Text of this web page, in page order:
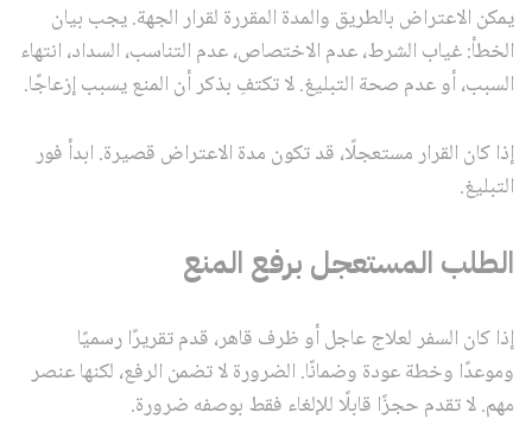
يمكن الاعتراض بالطريق والمدة المقررة لقرار الجهة. يجب بيان
الخطأ: غياب الشرط، عدم الاختصاص، عدم التناسب، السداد، انتهاء
السبب، أو عدم صحة التبليغ. لا تكتفِ بذكر أن المنع يسبب إزعاجًا.
إذا كان القرار مستعجلًا، قد تكون مدة الاعتراض قصيرة. ابدأ فور
التبليغ.
الطلب المستعجل برفع المنع
إذا كان السفر لعلاج عاجل أو ظرف قاهر، قدم تقريرًا رسميًا
وموعدًا وخطة عودة وضمانًا. الضرورة لا تضمن الرفع، لكنها عنصر
مهم. لا تقدم حجزًا قابلًا للإلغاء فقط بوصفه ضرورة.